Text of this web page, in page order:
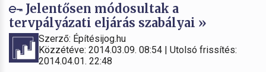
Jelentősen módosultak a
tervpályázati eljárás szabályai »
Szerző: Építésijog.hu
Közzétéve: 2014.03.09. 08:54 | Utolsó frissítés:
2014.04.01. 22:48